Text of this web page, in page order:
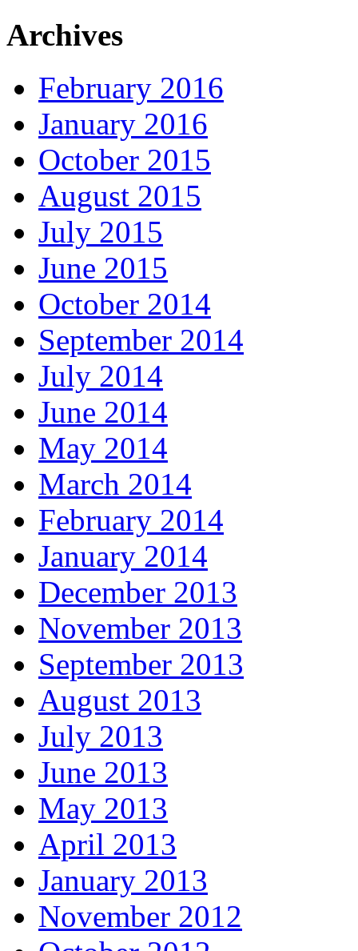
Archives
February 2016
January 2016
October 2015
August 2015
July 2015
June 2015
October 2014
September 2014
July 2014
June 2014
May 2014
March 2014
February 2014
January 2014
December 2013
November 2013
September 2013
August 2013
July 2013
June 2013
May 2013
April 2013
January 2013
November 2012